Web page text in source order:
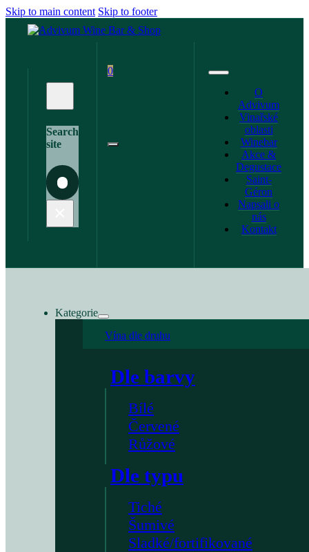
Skip to main content Skip to footer
Search
site
Search
0
O
Advivum
Vinařské
oblasti
Winebar
Akce &
Degustace
Saint-
Géron
Napsali o
nás
Kontakt
Kategorie
Vína dle druhu
Dle barvy
Bílé
Červené
Růžové
Dle typu
Tiché
Šumivé
Sladké/fortifikované